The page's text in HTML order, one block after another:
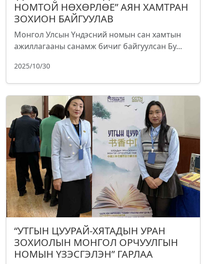
НОМТОЙ НӨХӨРЛӨЕ” АЯН ХАМТРАН
ЗОХИОН БАЙГУУЛАВ
Монгол Улсын Үндэсний номын сан хамтын
ажиллагааны санамж бичиг байгуулсан Бу...
2025/10/30
“УТГЫН ЦУУРАЙ-ХЯТАДЫН УРАН
ЗОХИОЛЫН МОНГОЛ ОРЧУУЛГЫН
НОМЫН ҮЗЭСГЭЛЭН” ГАРЛАА